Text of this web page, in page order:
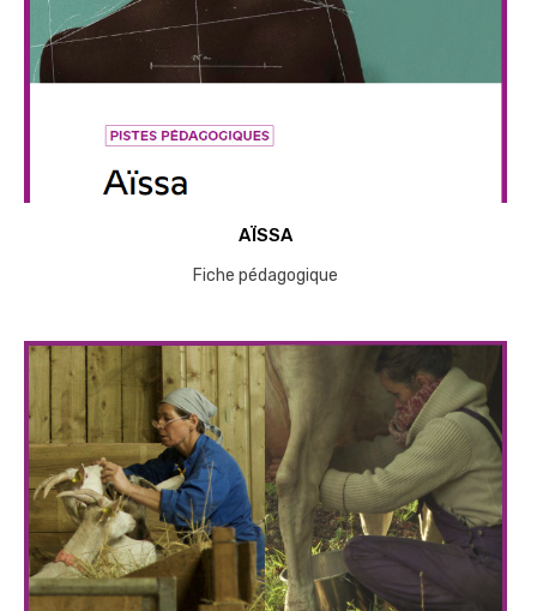
AÏSSA
Fiche pédagogique